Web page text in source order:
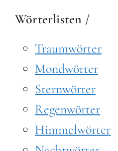
Wörterlisten /
Traumwörter
Mondwörter
Sternwörter
Regenwörter
Himmelwörter